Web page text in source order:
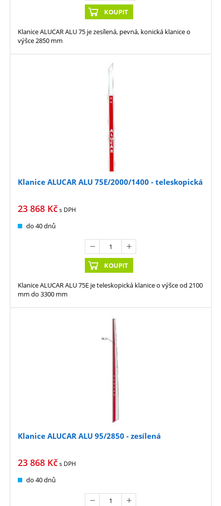
KOUPIT
Klanice ALUCAR ALU 75 je zesílená, pevná, konická klanice o
výšce 2850 mm
Klanice ALUCAR ALU 75E/2000/1400 - teleskopická
23 868 Kčs DPH
do 40 dnů
KOUPIT
Klanice ALUCAR ALU 75E je teleskopická klanice o výšce od 2100
mm do 3300 mm
Klanice ALUCAR ALU 95/2850 - zesílená
23 868 Kčs DPH
do 40 dnů